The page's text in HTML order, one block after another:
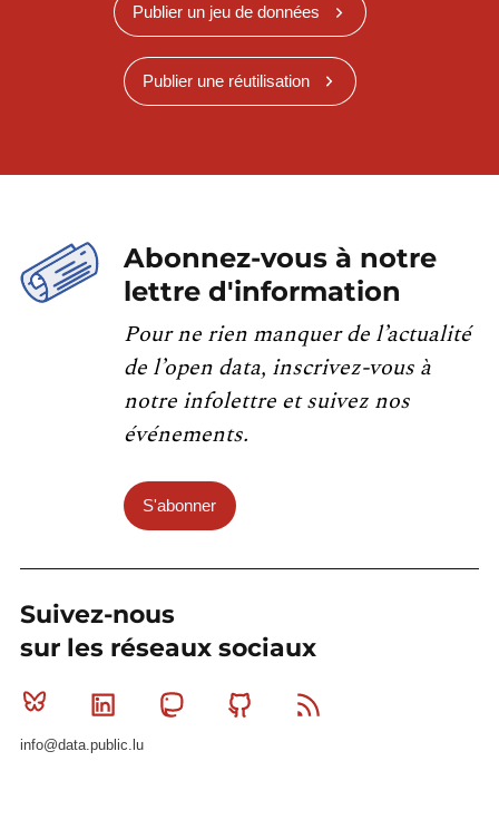
Publier un jeu de données
Publier une réutilisation
Abonnez-vous à notre
lettre d'information
Pour ne rien manquer de l’actualité
de l’open data, inscrivez-vous à
notre infolettre et suivez nos
événements.
S'abonner
Suivez-nous
sur les réseaux sociaux
Bluesky Linkedin MastodonGithub
info@data.public.lu